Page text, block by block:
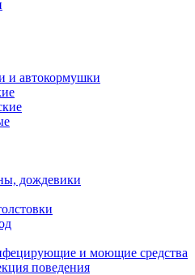
и автокормушки
дождевики
и моющие средства
поведения